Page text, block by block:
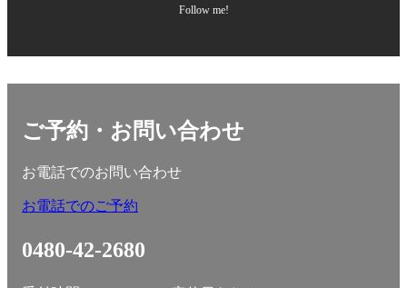
Follow me!
ご予約・お問い合わせ
お電話でのお問い合わせ
お電話でのご予約
0480-42-2680